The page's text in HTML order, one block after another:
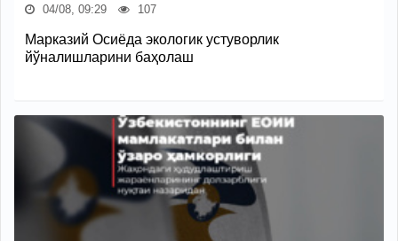
04/08, 09:29 107
Марказий Осиёда экологик устуворлик
йўналишларини баҳолаш